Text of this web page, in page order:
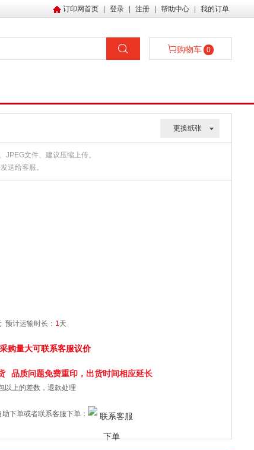
订印网首页 登录 注册 帮助中心 我的订单
购物车 0
更换纸张
JPEG文件、建议压缩上传。
送给客服。
预计运输时长： 1天
采购量大可联系客服议价
品质问题免费重印，出货时间相应延长
以上的差数，退款处理
助下单或者联系客服下单：